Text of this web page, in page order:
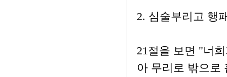
2. 심술부리고 행
21절을 보면 "너
아 무리로 밖으로